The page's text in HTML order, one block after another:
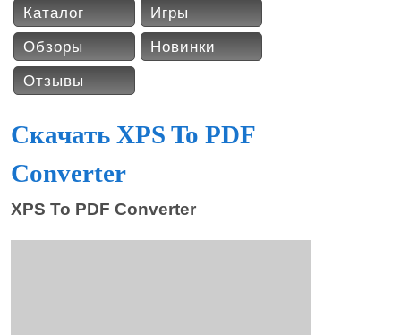
Каталог
Игры
Обзоры
Новинки
Отзывы
Скачать XPS To PDF
Converter
XPS To PDF Converter